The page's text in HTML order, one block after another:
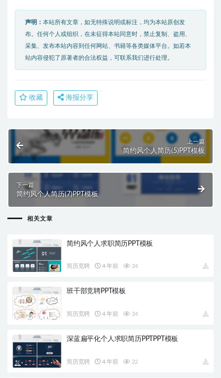
声明： 本站所有文章，如无特殊说明或标注，均为本站原创发
布。任何个人或组织，在未征得本站同意时，禁止复制、盗用、
采集、发布本站内容到任何网站、书籍等各类媒体平台。如若本
站内容侵犯了原著者的合法权益，可联系我们进行处理。
收藏 海报分享
上一篇
简约风个人简历(5)PPT模板
下一篇
简约风个人简历(7)PPT模板
相关文章
简约风个人求职简历PPT模板
简历竞聘 4 年前 24
班干部竞聘PPT模板
简历竞聘 4 年前 24
深蓝扁平化个人求职简历PPTPPT模板
简历竞聘 4 年前 22